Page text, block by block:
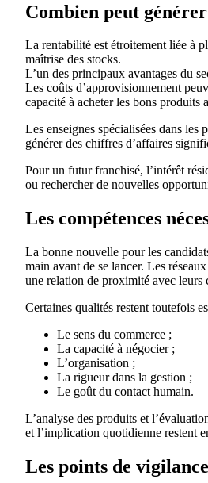
Combien peut
La rentabilité est étroitement liée à
maîtrise des stocks.
L’un des principaux avantages du
Les coûts d’approvisionnement
capacité à acheter les bons produits
Les enseignes spécialisées dans
générer des chiffres d’affaires
Pour un futur franchisé, l’intérêt
ou rechercher de nouvelles
Les compétences
La bonne nouvelle pour les
main avant de se lancer. Les
une relation de proximité avec leurs
Certaines qualités restent toutefois
Le sens du commerce ;
La capacité à négocier ;
L’organisation ;
La rigueur dans la gestion ;
Le goût du contact humain.
L’analyse des produits et
et l’implication quotidienne restent
Les points de